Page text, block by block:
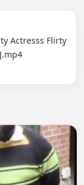
Actresss Flirty